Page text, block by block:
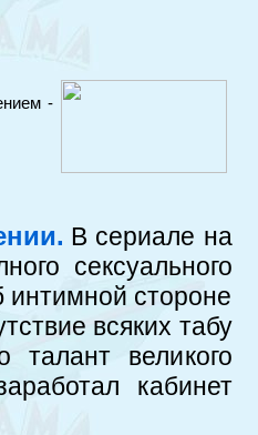
-
В сериале на
сексуального
интимной стороне
всяких табу
великого
кабинет